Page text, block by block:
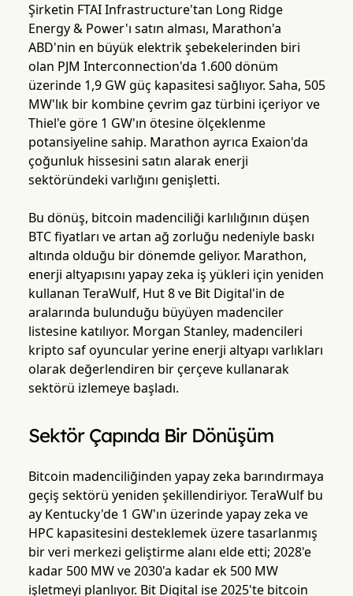
Şirketin FTAI Infrastructure'tan Long Ridge
Energy & Power'ı satın alması, Marathon'a
ABD'nin en büyük elektrik şebekelerinden biri
olan PJM Interconnection'da 1.600 dönüm
üzerinde 1,9 GW güç kapasitesi sağlıyor. Saha, 505
MW'lık bir kombine çevrim gaz türbini içeriyor ve
Thiel'e göre 1 GW'ın ötesine ölçeklenme
potansiyeline sahip. Marathon ayrıca Exaion'da
çoğunluk hissesini satın alarak enerji
sektöründeki varlığını genişletti.
Bu dönüş, bitcoin madenciliği karlılığının düşen
BTC fiyatları ve artan ağ zorluğu nedeniyle baskı
altında olduğu bir dönemde geliyor. Marathon,
enerji altyapısını yapay zeka iş yükleri için yeniden
kullanan TeraWulf, Hut 8 ve Bit Digital'in de
aralarında bulunduğu büyüyen madenciler
listesine katılıyor. Morgan Stanley, madencileri
kripto saf oyuncular yerine enerji altyapı varlıkları
olarak değerlendiren bir çerçeve kullanarak
sektörü izlemeye başladı.
Sektör Çapında Bir Dönüşüm
Bitcoin madenciliğinden yapay zeka barındırmaya
geçiş sektörü yeniden şekillendiriyor. TeraWulf bu
ay Kentucky'de 1 GW'ın üzerinde yapay zeka ve
HPC kapasitesini desteklemek üzere tasarlanmış
bir veri merkezi geliştirme alanı elde etti; 2028'e
kadar 500 MW ve 2030'a kadar ek 500 MW
işletmeyi planlıyor. Bit Digital ise 2025'te bitcoin